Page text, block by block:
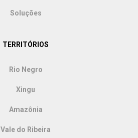
Soluções
TERRITÓRIOS
Rio Negro
Xingu
Amazônia
Vale do Ribeira